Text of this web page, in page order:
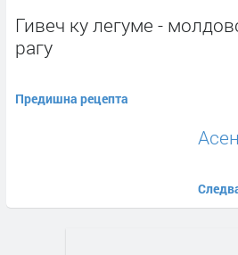
Гивеч ку легуме -
рагу
Предишна рецепта